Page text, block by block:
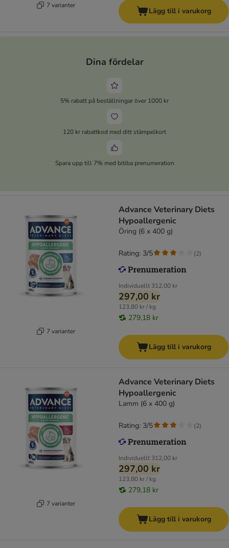
7 varianter
Lägg till i varukorg
Dina fördelar
5% rabatt på beställningar över 1000 kr
120 kr rabattkod med ditt stämpelkort
Spara upp till 7% med bitiba prenumeration
7 varianter
Advance Veterinary Diets
Hypoallergenic
Öring (6 x 400 g)
Individuellt 312,00 kr
297,00 kr
123,80 kr / kg
279,18 kr
Rating: 3/5 (2)
Lägg till i varukorg
7 varianter
Advance Veterinary Diets
Hypoallergenic
Lamm (6 x 400 g)
Individuellt 312,00 kr
297,00 kr
123,80 kr / kg
279,18 kr
Rating: 3/5 (2)
Lägg till i varukorg